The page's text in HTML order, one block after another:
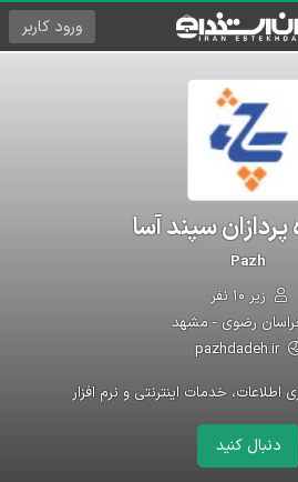
ورود کاربر
پردازان سپند آسا
Pazh
زیر ۱۰ نفر
رضوی - مشهد
pazhdadeh.ir
اطلاعات، خدمات اینترنتی و نرم افزار
دنبال کنید